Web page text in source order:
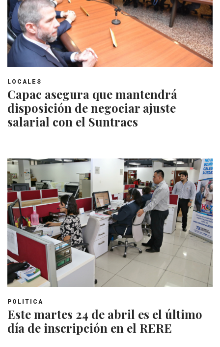
LOCALES
Capac asegura que mantendrá
disposición de negociar ajuste
salarial con el Suntracs
POLITICA
Este martes 24 de abril es el último
día de inscripción en el RERE